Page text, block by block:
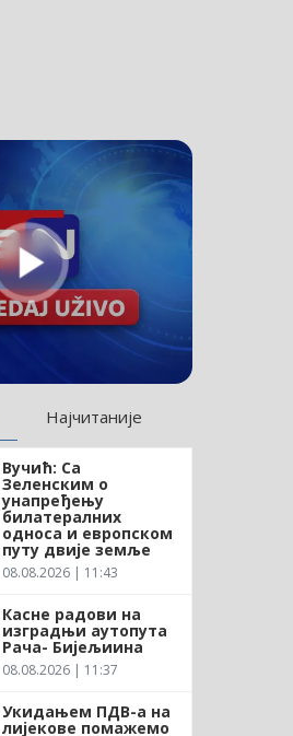
Најчитаније
Вучић: Са
Зеленским о
унапређењу
билатералних
односа и европском
путу двије земље
08.08.2026 | 11:43
Касне радови на
изградњи аутопута
Рача- Бијељиина
08.08.2026 | 11:37
Укидањем ПДВ-а на
лијекове помажемо